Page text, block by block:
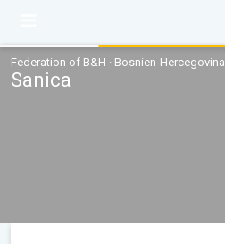
Federation of B&H · Bosnien-Hercegovina
Sanica